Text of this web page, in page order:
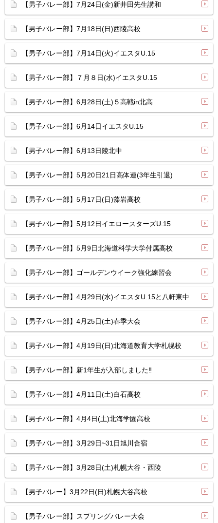
【男子バレー部】7月24日(金)新井田先生講和
【男子バレー部】7月18日(日)西陵高校
【男子バレー部】7月14日(火)イエスタU.15
【男子バレー部】７月８日(水)イエスタU.15
【男子バレー部】6月28日(土)５高戦in北高
【男子バレー部】6月14日イエスタU.15
【男子バレー部】6月13日陵北中
【男子バレー部】5月20日21日高体連(3年生引退)
【男子バレー部】5月17日(日)藻岩高校
【男子バレー部】5月12日イエロースターズU.15
【男子バレー部】5月9日北海道科学大学付属高校
【男子バレー部】ゴールデンウイーク強化練習会
【男子バレー部】4月29日(水)イエスタU.15と八軒東中
【男子バレー部】4月25日(土)春季大会
【男子バレー部】4月19日(日)北海道教育大学札幌校
【男子バレー部】新1年生が入部しました‼
【男子バレー部】4月11日(土)白石高校
【男子バレー部】4月4日(土)北海学園高校
【男子バレー部】3月29日~31日旭川合宿
【男子バレー部】3月28日(土)札幌大谷・西陵
【男子バレー】3月22日(日)札幌大谷高校
【男子バレー部】スプリングバレー大会